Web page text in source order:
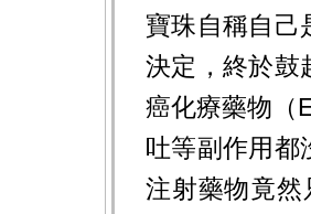
寶珠自稱自己
決定，終於鼓
癌化療藥物（
吐等副作用都
注射藥物竟